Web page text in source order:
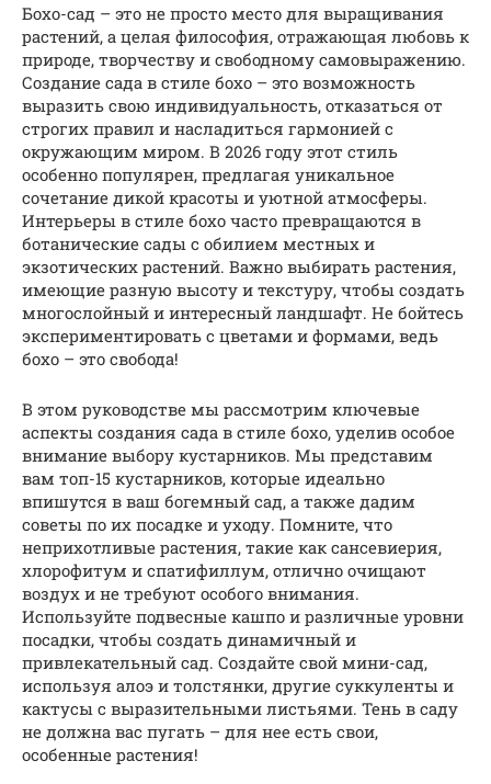
Бохо-сад – это не просто место для выращивания
растений, а целая философия, отражающая любовь к
природе, творчеству и свободному самовыражению.
Создание сада в стиле бохо – это возможность
выразить свою индивидуальность, отказаться от
строгих правил и насладиться гармонией с
окружающим миром. В 2026 году этот стиль
особенно популярен, предлагая уникальное
сочетание дикой красоты и уютной атмосферы.
Интерьеры в стиле бохо часто превращаются в
ботанические сады с обилием местных и
экзотических растений. Важно выбирать растения,
имеющие разную высоту и текстуру, чтобы создать
многослойный и интересный ландшафт. Не бойтесь
экспериментировать с цветами и формами, ведь
бохо – это свобода!
В этом руководстве мы рассмотрим ключевые
аспекты создания сада в стиле бохо, уделив особое
внимание выбору кустарников. Мы представим
вам топ-15 кустарников, которые идеально
впишутся в ваш богемный сад, а также дадим
советы по их посадке и уходу. Помните, что
неприхотливые растения, такие как сансевиерия,
хлорофитум и спатифиллум, отлично очищают
воздух и не требуют особого внимания.
Используйте подвесные кашпо и различные уровни
посадки, чтобы создать динамичный и
привлекательный сад. Создайте свой мини-сад,
используя алоэ и толстянки, другие суккуленты и
кактусы с выразительными листьями. Тень в саду
не должна вас пугать – для нее есть свои,
особенные растения!